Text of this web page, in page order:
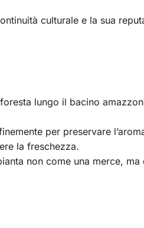
culturale e la sua
lungo il bacino
per preservare
la freschezza.
non come una merce,